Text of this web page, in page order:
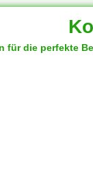
für die perfekte